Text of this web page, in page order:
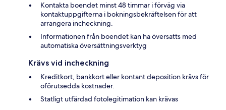
Kontakta boendet minst 48 timmar i förväg via
kontaktuppgifterna i bokningsbekräftelsen för att
arrangera incheckning.
Informationen från boendet kan ha översatts med
automatiska översättningsverktyg
Krävs vid incheckning
Kreditkort, bankkort eller kontant deposition krävs för
oförutsedda kostnader.
Statligt utfärdad fotolegitimation kan krävas